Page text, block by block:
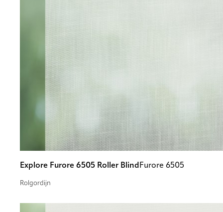
Explore Furore 6505 Roller Blind Furore 6505
Rolgordijn